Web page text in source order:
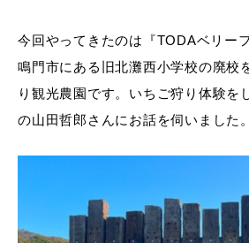
今回やってきたのは『TODAベリー
鳴門市にある旧北灘西小学校の廃校
り観光農園です。いちご狩り体験を
の山田哲郎さんにお話を伺いました。